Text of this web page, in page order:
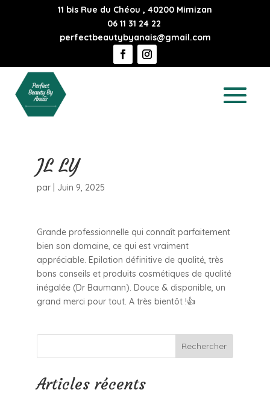
11 bis Rue du Chéou , 40200 Mimizan
06 11 31 24 22
perfectbeautybyanais@gmail.com
JL LY
par Juin 9, 2025
Grande professionnelle qui connaît parfaitement
bien son domaine, ce qui est vraiment
appréciable. Epilation définitive de qualité, très
bons conseils et produits cosmétiques de qualité
inégalée (Dr Baumann). Douce & disponible, un
grand merci pour tout. A très bientôt !👍
Rechercher
Articles récents